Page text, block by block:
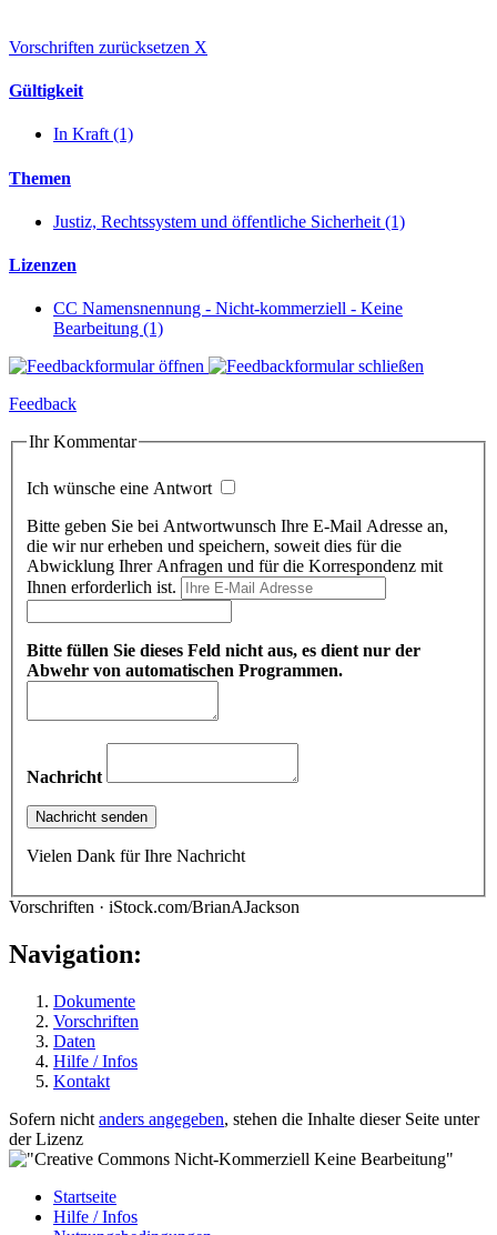
Vorschriften zurücksetzen X
Gültigkeit
In Kraft (1)
Themen
Justiz, Rechtssystem und öffentliche Sicherheit (1)
Lizenzen
CC Namensnennung - Nicht-kommerziell - Keine
Bearbeitung (1)
Feedback
Ihr Kommentar
Ich wünsche eine Antwort
Bitte geben Sie bei Antwortwunsch Ihre E-Mail Adresse an,
die wir nur erheben und speichern, soweit dies für die
Abwicklung Ihrer Anfragen und für die Korrespondenz mit
Ihnen erforderlich ist.
Bitte füllen Sie dieses Feld nicht aus, es dient nur der
Abwehr von automatischen Programmen.
Nachricht
Vielen Dank für Ihre Nachricht
Vorschriften · iStock.com/BrianAJackson
Navigation:
Dokumente
Vorschriften
Daten
Hilfe / Infos
Kontakt
Sofern nicht anders angegeben, stehen die Inhalte dieser Seite unter
der Lizenz
Startseite
Hilfe / Infos